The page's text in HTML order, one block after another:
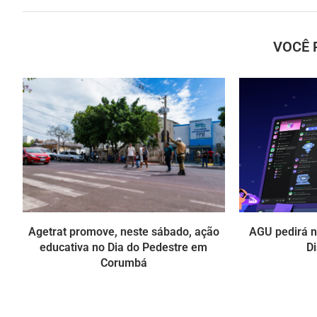
VOCÊ
Agetrat promove, neste sábado, ação
educativa no Dia do Pedestre em
Corumbá
AGU pedirá